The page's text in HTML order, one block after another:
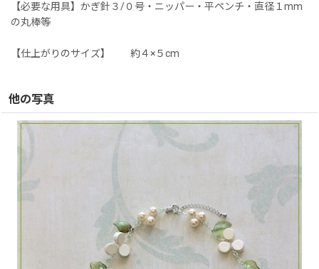
【必要な用具】かぎ針３/０号・ニッパー・平ペンチ・直径１mm
の丸棒等
【仕上がりのサイズ】 約４×５cm
他の写真